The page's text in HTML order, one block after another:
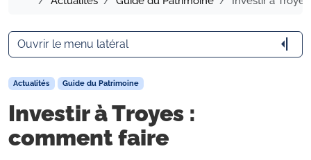
Actualités Guide du Patrimoine
Investir à Troyes :
comment faire
Ouvrir le menu latéral arrow_menu_close